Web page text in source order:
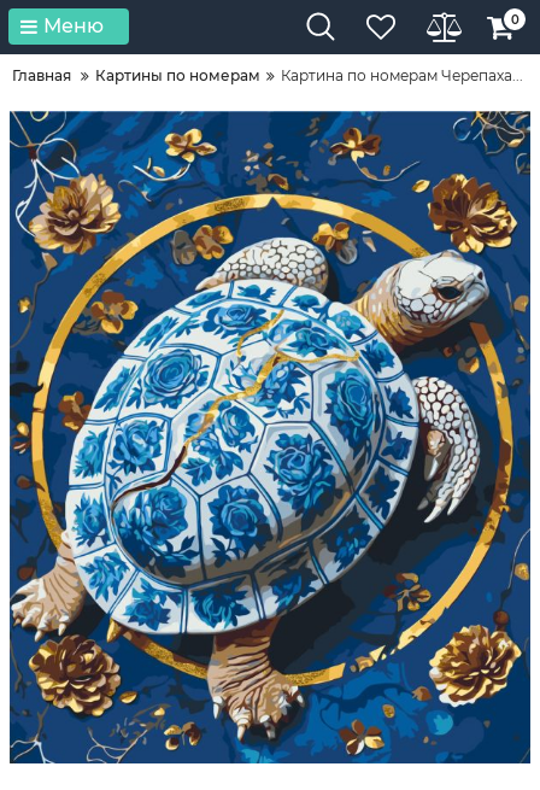
Меню 0
Главная Картины по номерам Картина по номерам Черепаха...